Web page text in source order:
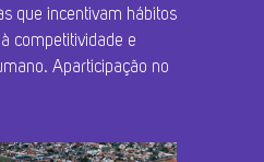
que incentivam hábitos
competitividade e
Aparticipação no